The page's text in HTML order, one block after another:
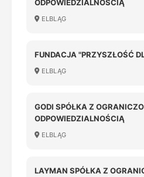
ODPOWIEDZIALNOŚCIĄ
ELBLĄG
FUNDACJA "PRZYSZŁOŚĆ
ELBLĄG
GODI SPÓŁKA Z
ODPOWIEDZIALNOŚCIĄ
ELBLĄG
LAYMAN SPÓŁKA Z